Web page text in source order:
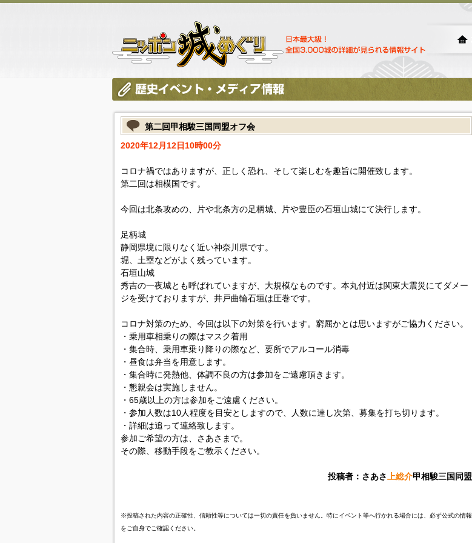
第二回甲相駿三国同盟オフ会
2020年12月12日10時00分
コロナ禍ではありますが、正しく恐れ、そして楽しむを趣旨に開催致します。
第二回は相模国です。
今回は北条攻めの、片や北条方の足柄城、片や豊臣の石垣山城にて決行します。
足柄城
静岡県境に限りなく近い神奈川県です。
堀、土塁などがよく残っています。
石垣山城
秀吉の一夜城とも呼ばれていますが、大規模なものです。本丸付近は関東大震災にてダメー
ジを受けておりますが、井戸曲輪石垣は圧巻です。
コロナ対策のため、今回は以下の対策を行います。窮屈かとは思いますがご協力ください。
・乗用車相乗りの際はマスク着用
・集合時、乗用車乗り降りの際など、要所でアルコール消毒
・昼食は弁当を用意します。
・集合時に発熱他、体調不良の方は参加をご遠慮頂きます。
・懇親会は実施しません。
・65歳以上の方は参加をご遠慮ください。
・参加人数は10人程度を目安としますので、人数に達し次第、募集を打ち切ります。
・詳細は追って連絡致します。
参加ご希望の方は、さあさまで。
その際、移動手段をご教示ください。
投稿者：さあさ 上総介甲相駿三国同盟
※投稿された内容の正確性、信頼性等については一切の責任を負いません。特にイベント等へ行かれる場合には、必ず公式の情報
をご自身でご確認ください。